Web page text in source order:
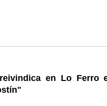
en Lo Ferro